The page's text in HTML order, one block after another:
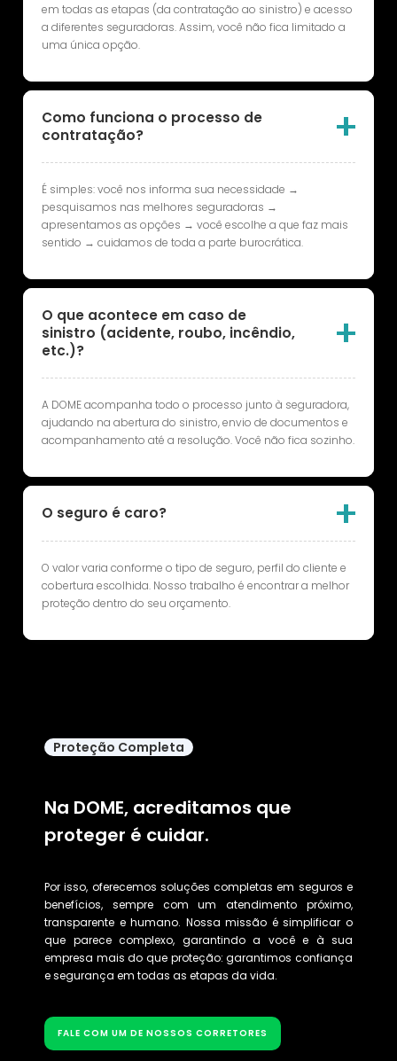
em todas as etapas (da contratação ao sinistro) e acesso
a diferentes seguradoras. Assim, você não fica limitado a
uma única opção.
Como funciona o processo de
contratação?
É simples: você nos informa sua necessidade →
pesquisamos nas melhores seguradoras →
apresentamos as opções → você escolhe a que faz mais
sentido → cuidamos de toda a parte burocrática.
O que acontece em caso de
sinistro (acidente, roubo, incêndio,
etc.)?
A DOME acompanha todo o processo junto à seguradora,
ajudando na abertura do sinistro, envio de documentos e
acompanhamento até a resolução. Você não fica sozinho.
O seguro é caro?
O valor varia conforme o tipo de seguro, perfil do cliente e
cobertura escolhida. Nosso trabalho é encontrar a melhor
proteção dentro do seu orçamento.
Proteção Completa
Na DOME, acreditamos que
proteger é cuidar.
Por isso, oferecemos soluções completas em seguros e
benefícios, sempre com um atendimento próximo,
transparente e humano. Nossa missão é simplificar o
que parece complexo, garantindo a você e à sua
empresa mais do que proteção: garantimos confiança
e segurança em todas as etapas da vida.
FALE COM UM DE NOSSOS CORRETORES